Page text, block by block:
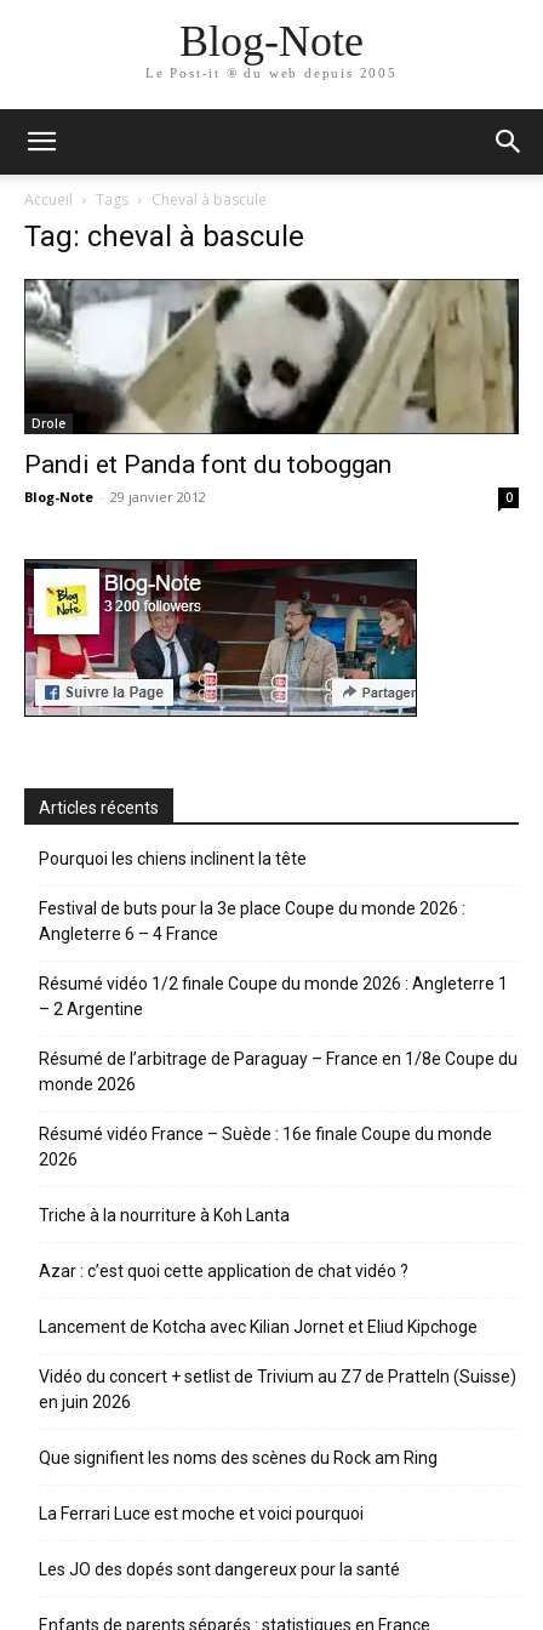
Blog-Note
Le Post-it ® du web depuis 2005
Accueil Tags Cheval à bascule
Tag: cheval à bascule
Drole
Pandi et Panda font du toboggan
Blog-Note - 29 janvier 2012 0
Articles récents
Pourquoi les chiens inclinent la tête
Festival de buts pour la 3e place Coupe du monde 2026 :
Angleterre 6 – 4 France
Résumé vidéo 1/2 finale Coupe du monde 2026 : Angleterre 1
– 2 Argentine
Résumé de l’arbitrage de Paraguay – France en 1/8e Coupe du
monde 2026
Résumé vidéo France – Suède : 16e finale Coupe du monde
2026
Triche à la nourriture à Koh Lanta
Azar : c’est quoi cette application de chat vidéo ?
Lancement de Kotcha avec Kilian Jornet et Eliud Kipchoge
Vidéo du concert + setlist de Trivium au Z7 de Pratteln (Suisse)
en juin 2026
Que signifient les noms des scènes du Rock am Ring
La Ferrari Luce est moche et voici pourquoi
Les JO des dopés sont dangereux pour la santé
Enfants de parents séparés : statistiques en France